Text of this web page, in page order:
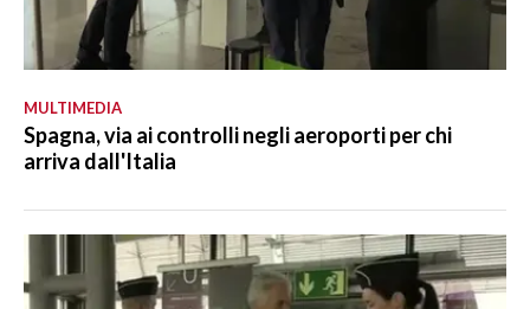
MULTIMEDIA
Spagna, via ai controlli negli aeroporti per chi
arriva dall'Italia